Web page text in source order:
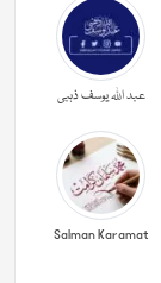
عبد اللہ یوسف ذہبی
Salman Karamat